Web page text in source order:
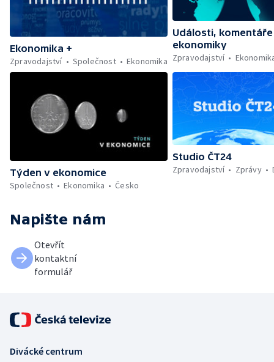
Ekonomika +
Zpravodajství
Společnost Ekonomika
Události, komentáře
ekonomiky
Zpravodajství
Týden v ekonomice
Společnost
Ekonomika Česko
Studio ČT24
Zpravodajství
Zprávy
Napište nám
Otevřít
kontaktní
formulář
Divácké centrum